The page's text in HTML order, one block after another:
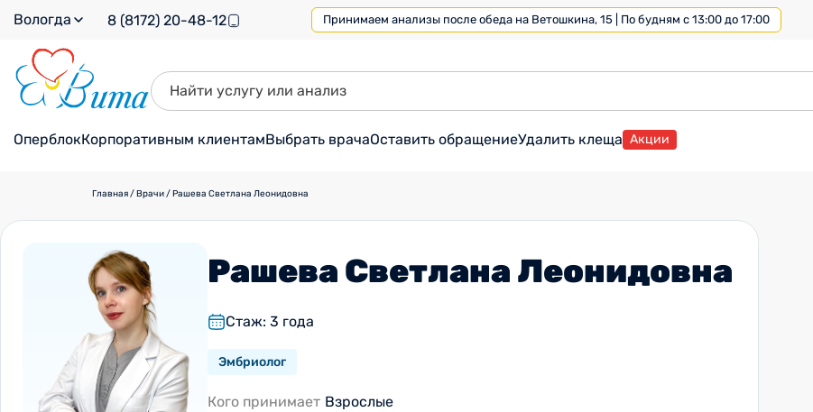
Вологда 8 (8172) 20-48-12 Принимаем анализы после обеда на Ветошкина, 15 | По будням с 13:00 до 17:00
ОперблокКорпоративным клиентамВыбрать врачаОставить обращениеУдалить клеща Акции
Главная/Врачи/Рашева Светлана Леонидовна
Рашева Светлана Леонидовна
Стаж: 3 года
Эмбриолог
Кого принимает Взрослые